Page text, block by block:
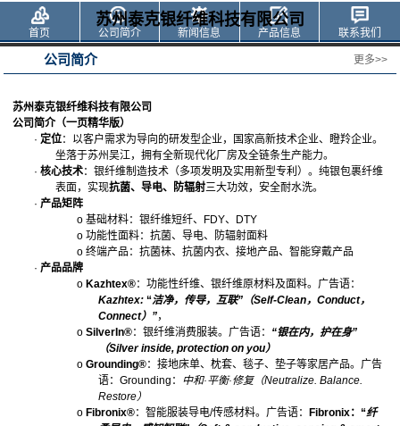
苏州泰克银纤维科技有限公司
首页 公司简介 新闻信息 产品信息 联系我们
更多>>
公司简介
苏州泰克银纤维科技有限公司
公司简介（一页精华版）
·定位：以客户需求为导向的研发型企业，国家高新技术企业、瞪羚企业。
坐落于苏州吴江，拥有全新现代化厂房及全链条生产能力。
·核心技术：银纤维制造技术（多项发明及实用新型专利）。纯银包裹纤维
表面，实现抗菌、导电、防辐射三大功效，安全耐水洗。
·产品矩阵
o基础材料：银纤维短纤、 FDY、
DTY
o功能性面料：抗菌、导电、防辐射面料
o终端产品：抗菌袜、抗菌内衣、接地产品、智能穿戴产品
·产品品牌
o Kazhtex®：功能性纤维、银纤维原材料及面料。广告语：
Kazhtex:“洁净，传导，互联”（Self-Clean，Conduct，
Connect）”，
oSilverIn®：银纤维消费服装。广告语： “银在内，护在身”
（Silver inside, protection on you）
oGrounding®：接地床单、枕套、毯子、垫子等家居产品。广告
语：Grounding ： 中和·平衡·修复（Neutralize. Balance.
Restore）
o Fibronix®：智能服装导电/传感材料。广告语： Fibronix：“纤